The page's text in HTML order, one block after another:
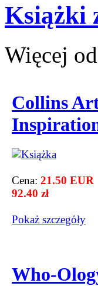
Książki
Więcej
Collins
Cena: 21.50 EUR
92.40 zł
Pokaż szczegόły
Who-